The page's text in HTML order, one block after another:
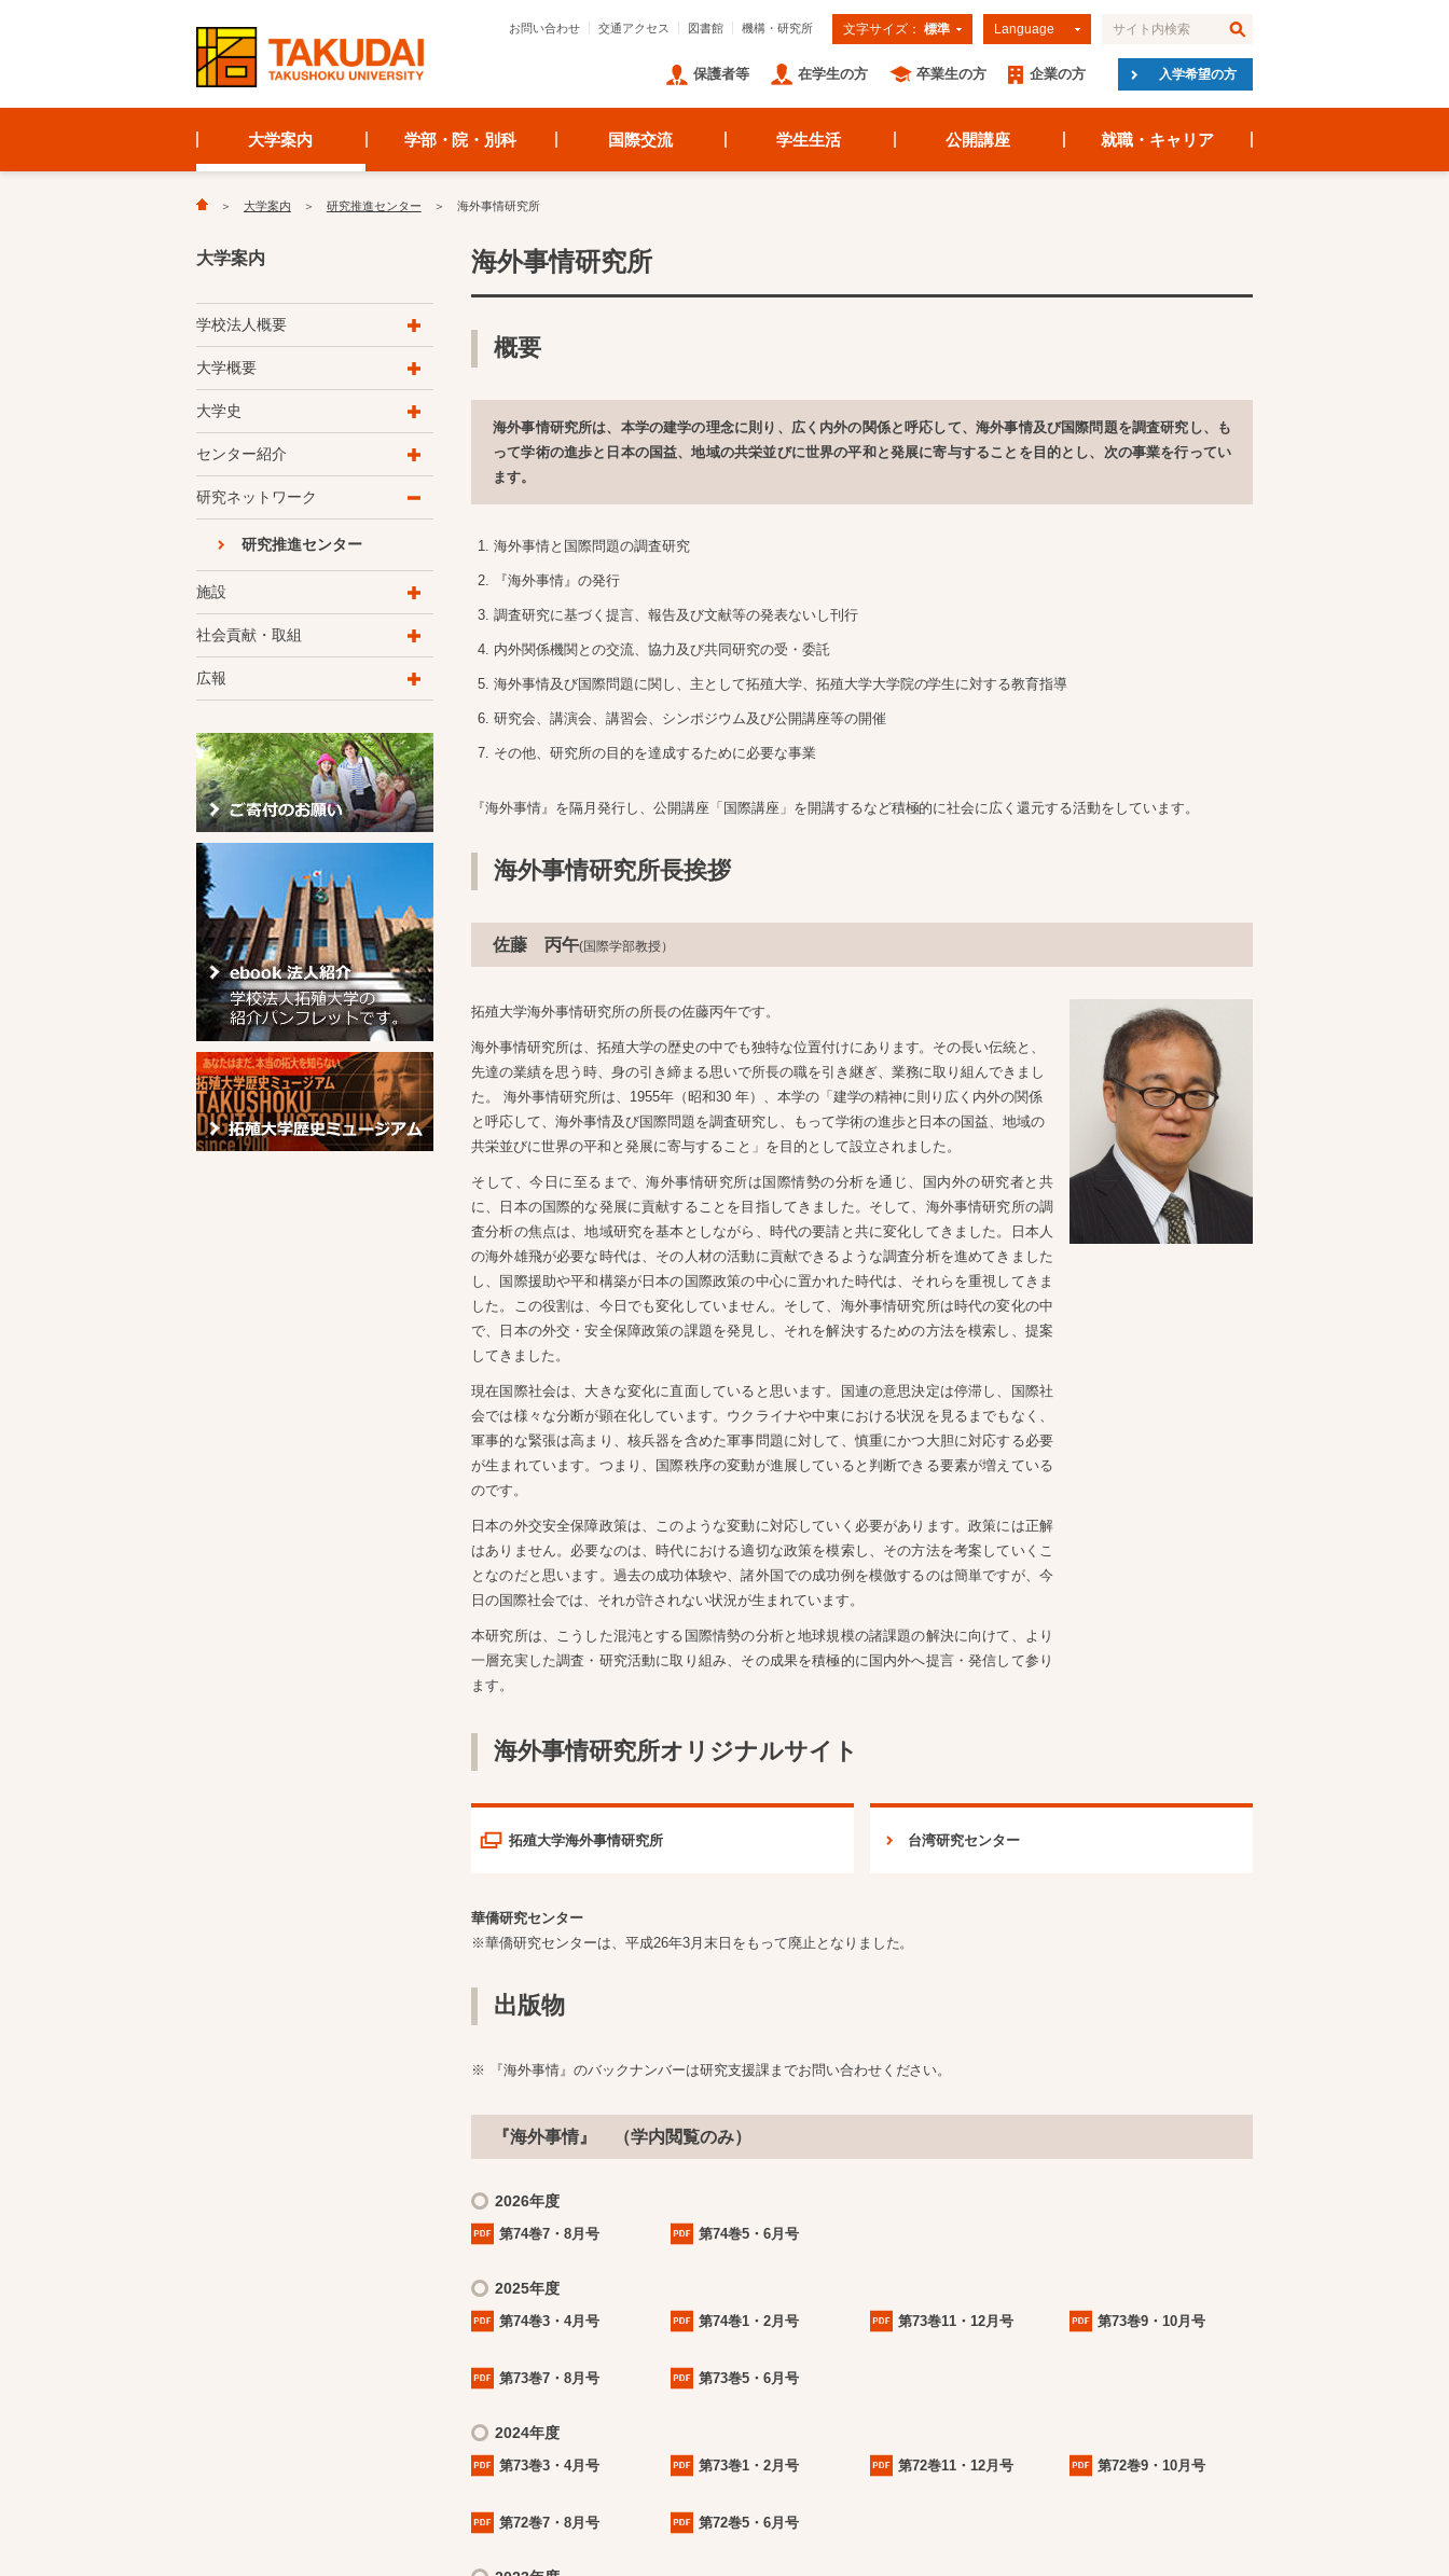
Language
文字サイズ： 標準
お問い合わせ 交通アクセス 図書館 機構・研究所
入学希望の方
保護者等 在学生の方 卒業生の方 企業の方
大学案内 学部・院・別科 国際交流 学生生活 公開講座 就職・キャリア
大学案内 研究推進センター 海外事情研究所
海外事情研究所
概要
海外事情研究所は、本学の建学の理念に則り、広く内外の関係と呼応して、海外事情及び国際問題を調査研究し、も
って学術の進歩と日本の国益、地域の共栄並びに世界の平和と発展に寄与することを目的とし、次の事業を行ってい
ます。
海外事情と国際問題の調査研究
『海外事情』の発行
調査研究に基づく提言、報告及び文献等の発表ないし刊行
内外関係機関との交流、協力及び共同研究の受・委託
海外事情及び国際問題に関し、主として拓殖大学、拓殖大学大学院の学生に対する教育指導
研究会、講演会、講習会、シンポジウム及び公開講座等の開催
その他、研究所の目的を達成するために必要な事業
『海外事情』を隔月発行し、公開講座「国際講座」を開講するなど積極的に社会に広く還元する活動をしています。
海外事情研究所長挨拶
佐藤 丙午(国際学部教授）
拓殖大学海外事情研究所の所長の佐藤丙午です。
海外事情研究所は、拓殖大学の歴史の中でも独特な位置付けにあります。その長い伝統と、
先達の業績を思う時、身の引き締まる思いで所長の職を引き継ぎ、業務に取り組んできまし
た。 海外事情研究所は、1955年（昭和30 年）、本学の「建学の精神に則り広く内外の関係
と呼応して、海外事情及び国際問題を調査研究し、もって学術の進歩と日本の国益、地域の
共栄並びに世界の平和と発展に寄与すること」を目的として設立されました。
そして、今日に至るまで、海外事情研究所は国際情勢の分析を通じ、国内外の研究者と共
に、日本の国際的な発展に貢献することを目指してきました。そして、海外事情研究所の調
査分析の焦点は、地域研究を基本としながら、時代の要請と共に変化してきました。日本人
の海外雄飛が必要な時代は、その人材の活動に貢献できるような調査分析を進めてきました
し、国際援助や平和構築が日本の国際政策の中心に置かれた時代は、それらを重視してきま
した。この役割は、今日でも変化していません。そして、海外事情研究所は時代の変化の中
で、日本の外交・安全保障政策の課題を発見し、それを解決するための方法を模索し、提案
してきました。
現在国際社会は、大きな変化に直面していると思います。国連の意思決定は停滞し、国際社
会では様々な分断が顕在化しています。ウクライナや中東における状況を見るまでもなく、
軍事的な緊張は高まり、核兵器を含めた軍事問題に対して、慎重にかつ大胆に対応する必要
が生まれています。つまり、国際秩序の変動が進展していると判断できる要素が増えている
のです。
日本の外交安全保障政策は、このような変動に対応していく必要があります。政策には正解
はありません。必要なのは、時代における適切な政策を模索し、その方法を考案していくこ
となのだと思います。過去の成功体験や、諸外国での成功例を模倣するのは簡単ですが、今
日の国際社会では、それが許されない状況が生まれています。
本研究所は、こうした混沌とする国際情勢の分析と地球規模の諸課題の解決に向けて、より
一層充実した調査・研究活動に取り組み、その成果を積極的に国内外へ提言・発信して参り
ます。
海外事情研究所オリジナルサイト
拓殖大学海外事情研究所 台湾研究センター
華僑研究センター
※華僑研究センターは、平成26年3月末日をもって廃止となりました。
出版物
※ 『海外事情』のバックナンバーは研究支援課までお問い合わせください。
『海外事情』 （学内閲覧のみ）
2026年度
第74巻7・8月号 第74巻5・6月号
2025年度
第74巻3・4月号 第74巻1・2月号 第73巻11・12月号 第73巻9・10月号
第73巻7・8月号 第73巻5・6月号
2024年度
第73巻3・4月号 第73巻1・2月号 第72巻11・12月号 第72巻9・10月号
第72巻7・8月号 第72巻5・6月号
大学案内
学校法人概要
大学概要
大学史
センター紹介
研究ネットワーク
研究推進センター
施設
社会貢献・取組
広報